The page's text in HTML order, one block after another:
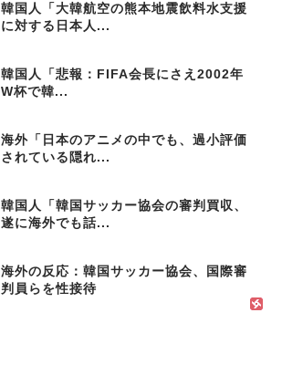
韓国人「大韓航空の熊本地震飲料水支援
に対する日本人...
韓国人「悲報：FIFA会長にさえ2002年
W杯で韓...
海外「日本のアニメの中でも、過小評価
されている隠れ...
韓国人「韓国サッカー協会の審判買収、
遂に海外でも話...
海外の反応：韓国サッカー協会、国際審
判員らを性接待